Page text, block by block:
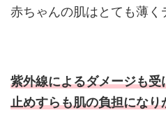
赤ちゃんの肌はとても薄く
紫外線によるダメージも
止めすらも肌の負担になり